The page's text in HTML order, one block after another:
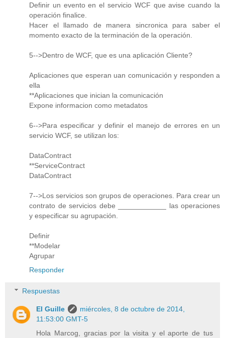
Definir un evento en el servicio WCF que avise cuando la
operación finalice.
Hacer el llamado de manera sincronica para saber el
momento exacto de la terminación de la operación.
5-->Dentro de WCF, que es una aplicación Cliente?
Aplicaciones que esperan uan comunicación y responden a
ella
**Aplicaciones que inician la comunicación
Expone informacion como metadatos
6-->Para especificar y definir el manejo de errores en un
servicio WCF, se utilizan los:
DataContract
**ServiceContract
DataContract
7-->Los servicios son grupos de operaciones. Para crear un
contrato de servicios debe ____________ las operaciones
y especificar su agrupación.
Definir
**Modelar
Agrupar
Responder
Respuestas
El Guille
miércoles, 8 de octubre de 2014,
11:53:00 GMT-5
Hola Marcog, gracias por la visita y el aporte de tus